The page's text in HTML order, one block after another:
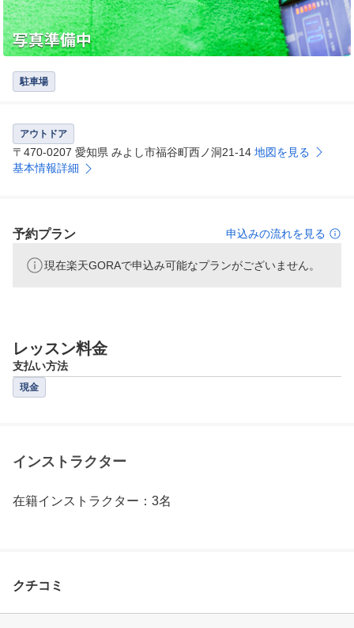
駐車場
アウトドア
〒470-0207 愛知県 みよし市福谷町西ノ洞21-14 地図を見る
基本情報詳細
予約プラン 申込みの流れを見る
現在楽天GORAで申込み可能なプランがございません。
レッスン料金
支払い方法
現金
インストラクター
在籍インストラクター：3名
クチコミ